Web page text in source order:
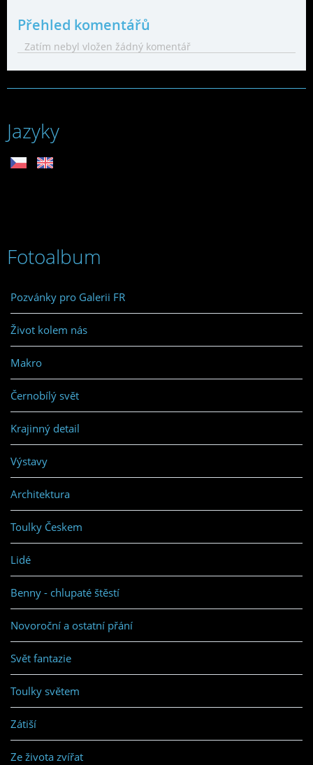
Přehled komentářů
Zatím nebyl vložen žádný komentář
Jazyky
Fotoalbum
Pozvánky pro Galerii FR
Život kolem nás
Makro
Černobílý svět
Krajinný detail
Výstavy
Architektura
Toulky Českem
Lidé
Benny - chlupaté štěstí
Novoroční a ostatní přání
Svět fantazie
Toulky světem
Zátiší
Ze života zvířat